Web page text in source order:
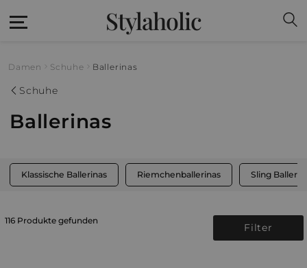
Stylaholic
Damen Schuhe Ballerinas
Schuhe
Ballerinas
Klassische Ballerinas Riemchenballerinas Sling
116 Produkte gefunden
Filter